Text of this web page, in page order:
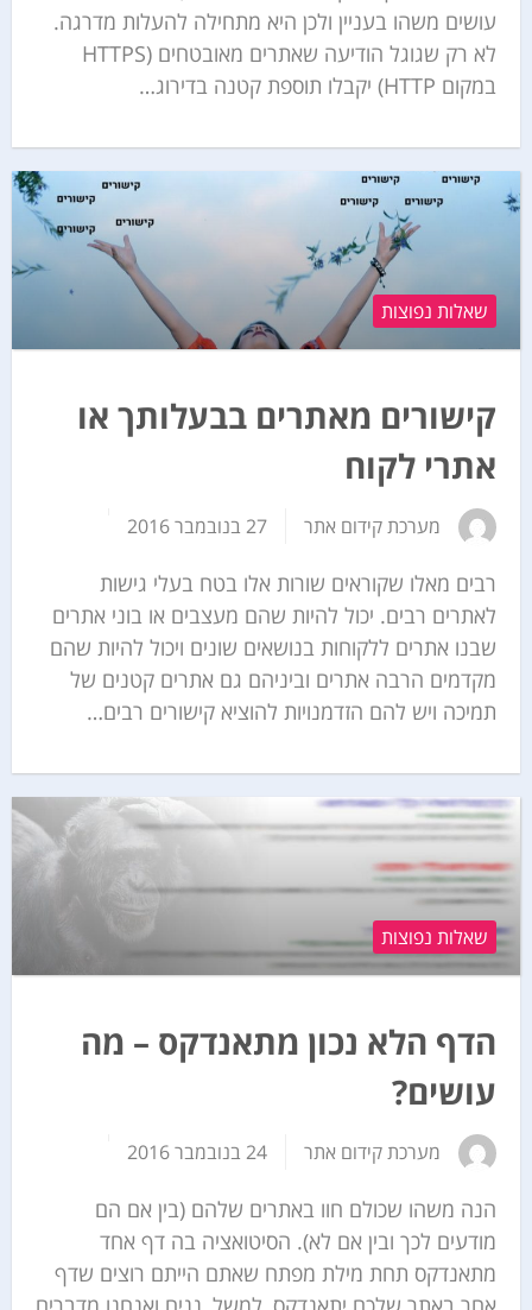
עושים משהו בעניין ולכן היא מתחילה להעלות מדרגה.
לא רק שגוגל הודיעה שאתרים מאובטחים (HTTPS
במקום HTTP) יקבלו תוספת קטנה בדירוג…
שאלות נפוצות
קישורים מאתרים בבעלותך או
אתרי לקוח
מערכת קידום אתר 27 בנובמבר 2016
רבים מאלו שקוראים שורות אלו בטח בעלי גישות
לאתרים רבים. יכול להיות שהם מעצבים או בוני אתרים
שבנו אתרים ללקוחות בנושאים שונים ויכול להיות שהם
מקדמים הרבה אתרים וביניהם גם אתרים קטנים של
תמיכה ויש להם הזדמנויות להוציא קישורים רבים…
שאלות נפוצות
הדף הלא נכון מתאנדקס – מה
עושים?
מערכת קידום אתר 24 בנובמבר 2016
הנה משהו שכולם חוו באתרים שלהם (בין אם הם
מודעים לכך ובין אם לא). הסיטואציה בה דף אחד
מתאנדקס תחת מילת מפתח שאתם הייתם רוצים שדף